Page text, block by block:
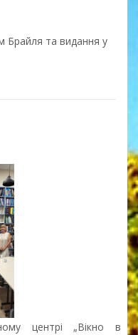
Брайля та видання у
центрі „Вікно в